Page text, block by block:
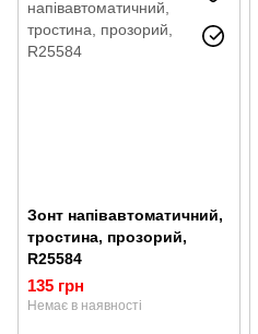
Зонт напівавтоматичний,
тростина, прозорий,
R25584
135 грн
Немає в наявності